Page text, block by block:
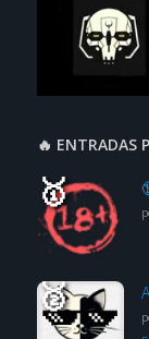
🔥 ENTRADAS